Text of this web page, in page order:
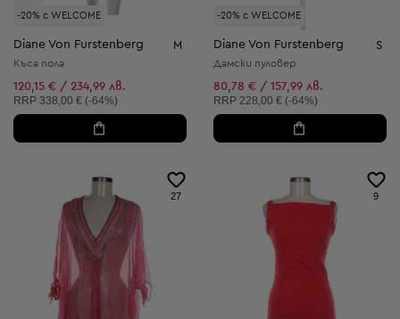
-20% с WELCOME
Diane Von Furstenberg M
Къса пола
120,15 € / 234,99 лв.
Препоръчителна цена:
RRP 338,00 € (-64%)
-20% с WELCOME
Diane Von Furstenberg S
Дамски пуловер
80,78 € / 157,99 лв.
Препоръчителна цена:
RRP 228,00 € (-64%)
27 9